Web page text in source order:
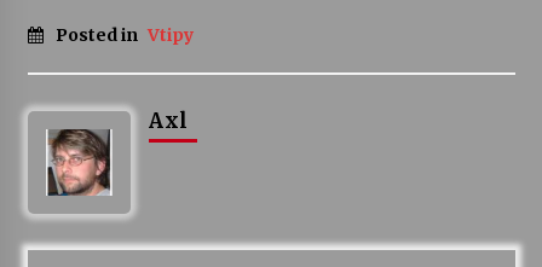
Posted in Vtipy
Axl